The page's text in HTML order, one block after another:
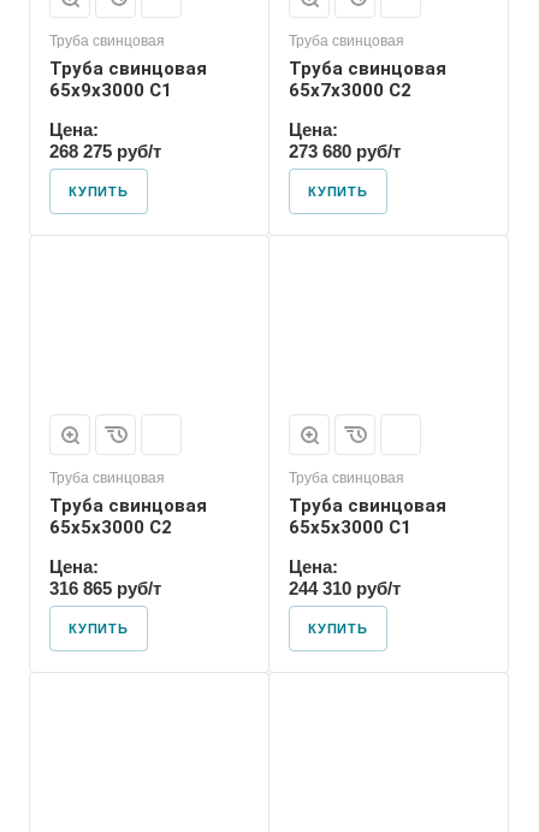
Труба свинцовая
Труба свинцовая
65x9x3000 С1
Цена:
268 275 руб/т
КУПИТЬ
Труба свинцовая
Труба свинцовая
65x7x3000 С2
Цена:
273 680 руб/т
КУПИТЬ
Труба свинцовая
Труба свинцовая
65x5x3000 С2
Цена:
316 865 руб/т
КУПИТЬ
Труба свинцовая
Труба свинцовая
65x5x3000 С1
Цена:
244 310 руб/т
КУПИТЬ